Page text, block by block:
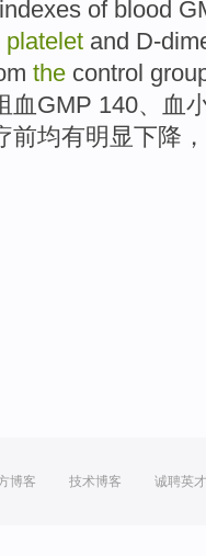
indexes of blood
platelet and D-
the control
血 GMP 140、
血
前均有明显下降
博客 技术博客 诚聘英才